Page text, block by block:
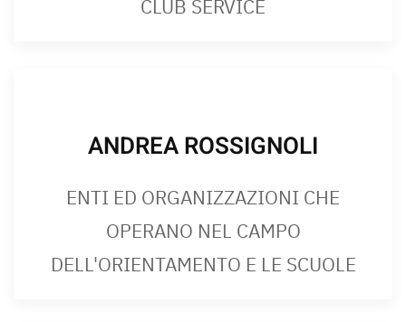
CLUB SERVICE
ANDREA ROSSIGNOLI
ENTI ED ORGANIZZAZIONI CHE
OPERANO NEL CAMPO
DELL'ORIENTAMENTO E LE SCUOLE